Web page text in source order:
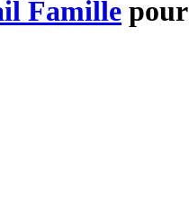
Famille